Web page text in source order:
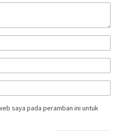
saya pada peramban ini untuk